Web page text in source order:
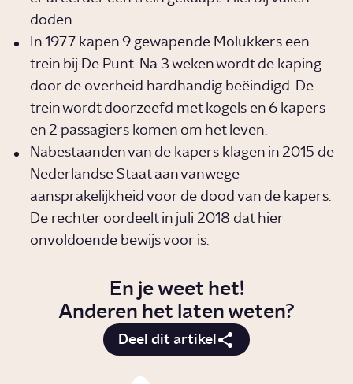
doden.
In 1977 kapen 9 gewapende Molukkers een
trein bij De Punt. Na 3 weken wordt de kaping
door de overheid hardhandig beëindigd. De
trein wordt doorzeefd met kogels en 6 kapers
en 2 passagiers komen om het leven.
Nabestaanden van de kapers klagen in 2015 de
Nederlandse Staat aan vanwege
aansprakelijkheid voor de dood van de kapers.
De rechter oordeelt in juli 2018 dat hier
onvoldoende bewijs voor is.
En je weet het!
Anderen het laten weten?
Deel dit artikel